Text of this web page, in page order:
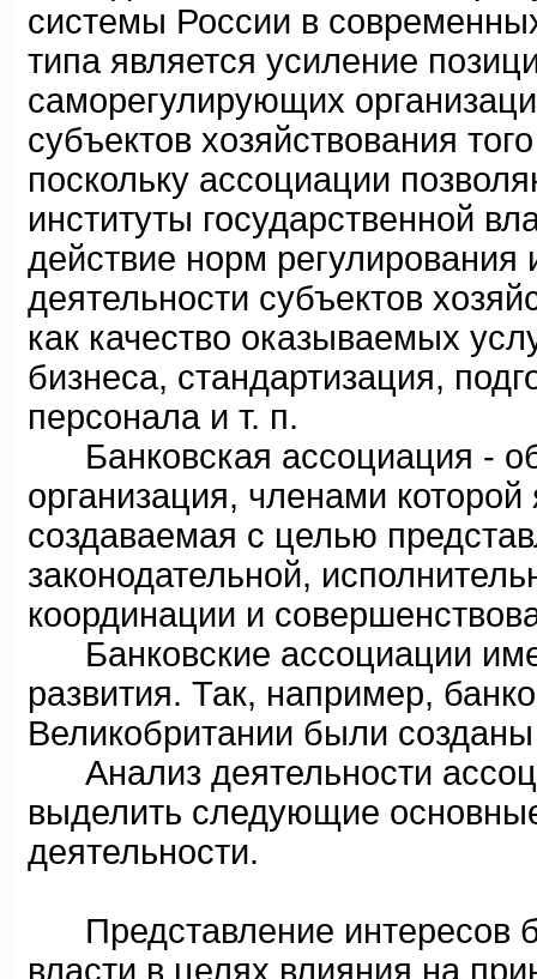
системы России в
типа является усиление
саморегулирующих
субъектов хозяйствования
поскольку ассоциации
институты государственной
действие норм регулирования
деятельности субъектов
как качество оказываемых
бизнеса, стандартизация,
персонала и т. п.
Банковская ассоциация -
организация, членами
создаваемая с целью
законодательной,
координации и
Банковские ассоциации
развития. Так, например,
Великобритании были
Анализ деятельности
выделить следующие
деятельности.
Представление интересов
власти в целях влияния на